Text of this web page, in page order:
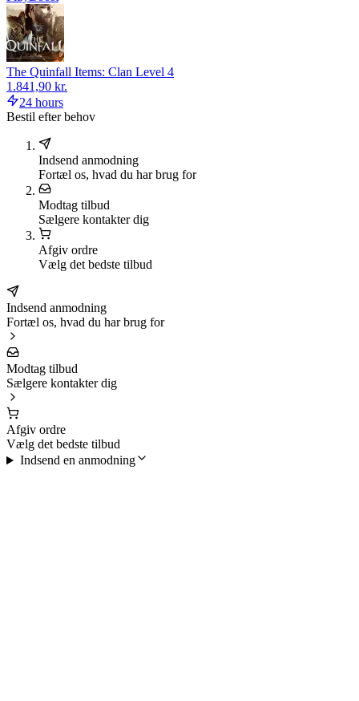
The Quinfall Items: Clan Level 4
1.841,90 kr.
24 hours
Bestil efter behov
Indsend anmodning
Fortæl os, hvad du har brug for
Modtag tilbud
Sælgere kontakter dig
Afgiv ordre
Vælg det bedste tilbud
Indsend anmodning
Fortæl os, hvad du har brug for
Modtag tilbud
Sælgere kontakter dig
Afgiv ordre
Vælg det bedste tilbud
Indsend en anmodning